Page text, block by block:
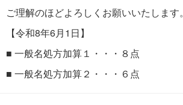
ご理解のほどよろしくお願いいたします。
【令和8年6月1日】
■ 一般名処方加算１・・・８点
■ 一般名処方加算２・・・６点